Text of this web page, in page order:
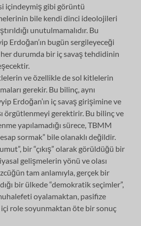
içindeymiş gibi görüntü
bile kendi dinci ideolojileri
unutulmamalıdır. Bu
Erdoğan’ın bugün sergileyeceği
her durumda bir iç savaş tehdidinin
ve özellikle de sol kitlelerin
gerekir. Bu bilinç, aynı
Erdoğan’ın iç savaş girişimine ve
örgütlenmeyi gerektirir. Bu bilinç ve
yapılamadığı sürece, TBMM
sormak” bile olanaklı değildir.
bir “çıkış” olarak görüldüğü bir
gelişmelerin yönü ve olası
tam anlamıyla, gerçek bir
bir ülkede “demokratik seçimler”,
oyalamaktan, pasifize
role soyunmaktan öte bir sonuç